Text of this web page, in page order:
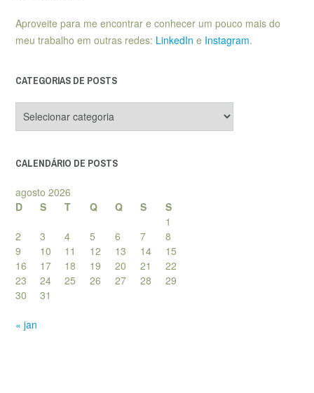
Aproveite para me encontrar e conhecer um pouco mais do
meu trabalho em outras redes: LinkedIn e Instagram.
CATEGORIAS DE POSTS
de
CALENDÁRIO DE POSTS
agosto 2026
D
S T Q Q S
S
1
2
3 4 5 6 7
8
9
10 11 12 13 14
15
16
17 18 19 20 21
22
23
24 25 26 27 28
29
30
31
« jan